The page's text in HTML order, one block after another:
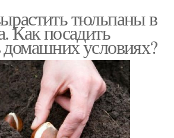
тюльпаны в
Как посадить
условиях?